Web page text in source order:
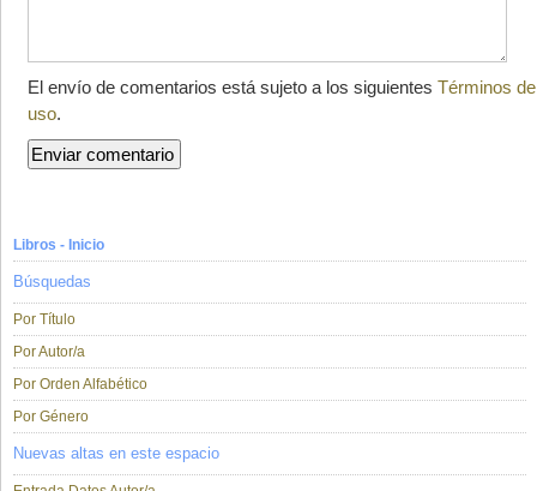
El envío de comentarios está sujeto a los siguientes Términos de
uso.
Libros - Inicio
Búsquedas
Por Título
Por Autor/a
Por Orden Alfabético
Por Género
Nuevas altas en este espacio